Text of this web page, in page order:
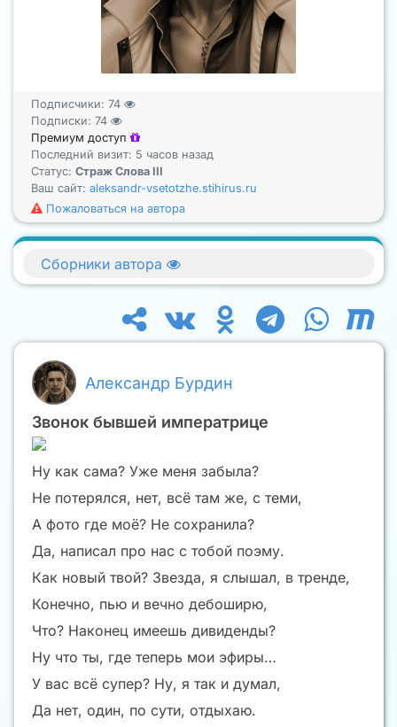
Подписчики: 74
Подписки: 74
Премиум доступ
Последний визит: 5 часов назад
Статус: Страж Слова III
Ваш сайт: aleksandr-vsetotzhe.stihirus.ru
Пожаловаться на автора
Александр Бурдин
Звонок бывшей императрице
Ну как сама? Уже меня забыла?
Не потерялся, нет, всё там же, с теми,
А фото где моё? Не сохранила?
Да, написал про нас с тобой поэму.
Как новый твой? Звезда, я слышал, в тренде,
Конечно, пью и вечно дебоширю,
Что? Наконец имеешь дивиденды?
Ну что ты, где теперь мои эфиры…
У вас всё супер? Ну, я так и думал,
Да нет, один, по сути, отдыхаю.
Сборники автора